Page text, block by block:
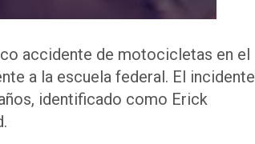
accidente de motocicletas en el
a la escuela federal. El incidente
identificado como Erick